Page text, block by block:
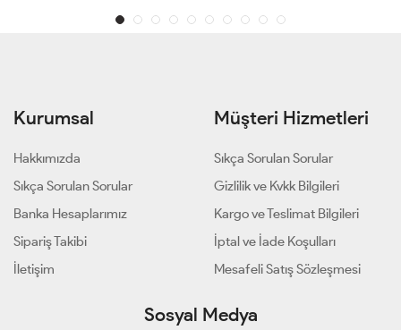
Kurumsal
Hakkımızda
Sıkça Sorulan Sorular
Banka Hesaplarımız
Sipariş Takibi
İletişim
Müşteri Hizmetleri
Sıkça Sorulan Sorular
Gizlilik ve Kvkk Bilgileri
Kargo ve Teslimat Bilgileri
İptal ve İade Koşulları
Mesafeli Satış Sözleşmesi
Sosyal Medya